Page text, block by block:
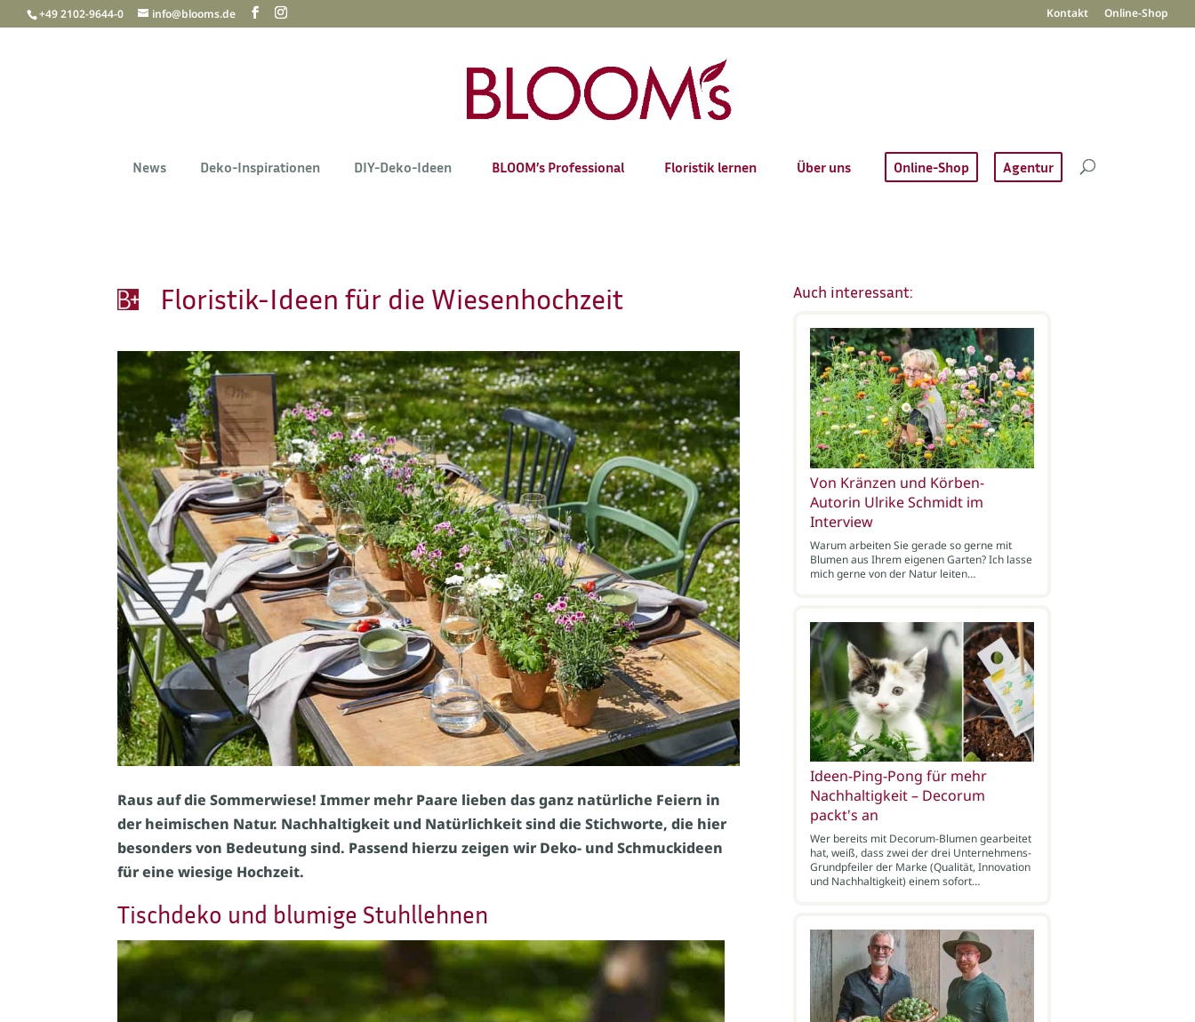
+49 2102-9644-0 info@blooms.de Kontakt Online-Shop
News Deko-Inspirationen DIY-Deko-Ideen BLOOM’s Professional Floristik lernen Über uns Online-Shop Agentur
Floristik-Ideen für die Wiesenhochzeit
Raus auf die Sommerwiese! Immer mehr Paare lieben das ganz natürliche Feiern in
der heimischen Natur. Nachhaltigkeit und Natürlichkeit sind die Stichworte, die hier
besonders von Bedeutung sind. Passend hierzu zeigen wir Deko- und Schmuckideen
für eine wiesige Hochzeit.
Tischdeko und blumige Stuhllehnen
Auch interessant:
Von Kränzen und Körben-
Autorin Ulrike Schmidt im
Interview
Warum arbeiten Sie gerade so gerne mit
Blumen aus Ihrem eigenen Garten? Ich lasse
mich gerne von der Natur leiten…
Ideen-Ping-Pong für mehr
Nachhaltigkeit – Decorum
packt's an
Wer bereits mit Decorum-Blumen gearbeitet
hat, weiß, dass zwei der drei Unternehmens-
Grundpfeiler der Marke (Qualität, Innovation
und Nachhaltigkeit) einem sofort…